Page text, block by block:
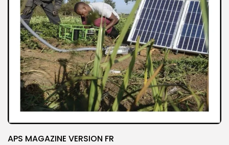
APS MAGAZINE VERSION FR